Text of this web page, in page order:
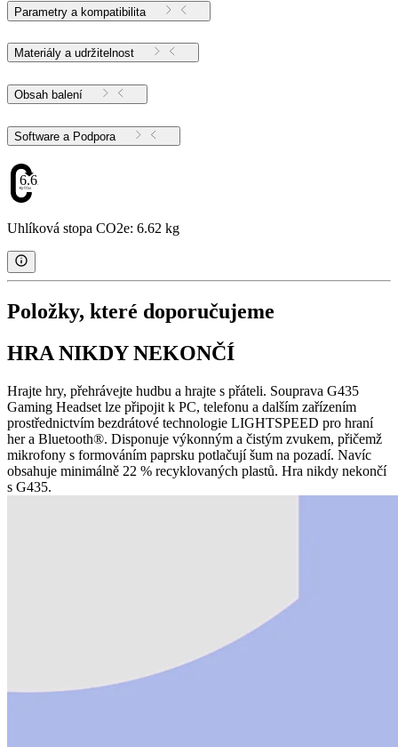
Parametry a kompatibilita
Materiály a udržitelnost
Obsah balení
Software a Podpora
6.62
Uhlíková stopa CO2e: 6.62 kg
Položky, které doporučujeme
HRA NIKDY NEKONČÍ
Hrajte hry, přehrávejte hudbu a hrajte s přáteli. Souprava G435
Gaming Headset lze připojit k PC, telefonu a dalším zařízením
prostřednictvím bezdrátové technologie LIGHTSPEED pro hraní
her a Bluetooth®. Disponuje výkonným a čistým zvukem, přičemž
mikrofony s formováním paprsku potlačují šum na pozadí. Navíc
obsahuje minimálně 22 % recyklovaných plastů. Hra nikdy nekončí
s G435.